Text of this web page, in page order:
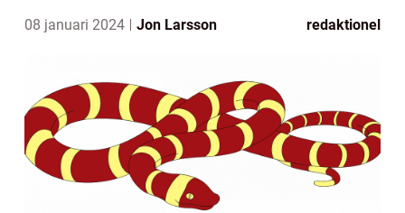
08 januari 2024 Jon Larsson redaktionel